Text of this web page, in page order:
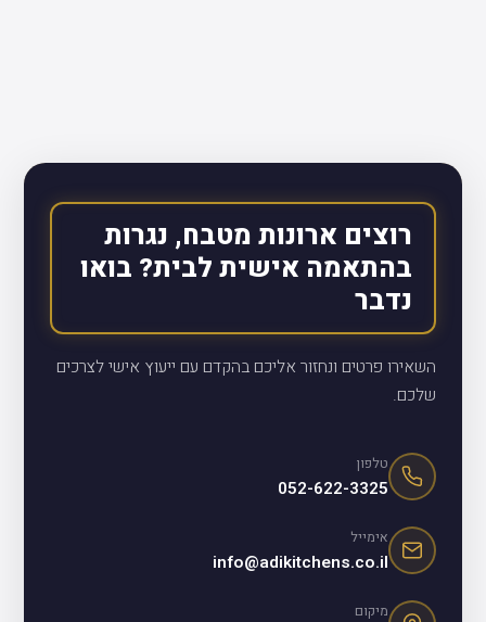
רוצים ארונות מטבח, נגרות
בהתאמה אישית לבית? בואו
נדבר
השאירו פרטים ונחזור אליכם בהקדם עם ייעוץ אישי לצרכים
שלכם.
טלפון
052-622-3325
אימייל
info@adikitchens.co.il
מיקום